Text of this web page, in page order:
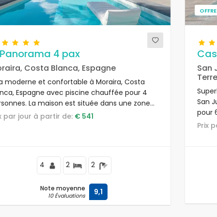
Panorama 4 pax
Costa Blanca, Espagne
moderne et confortable à Moraira, Costa
Espagne avec piscine chauffée pour 4
La maison est située dans une zone
vallonnée et se trouve à 4 km de la
par jour à partir de: € 541
4 2 2
Note moyenne
10 Évaluations 9,1
San
San
pour
Prix